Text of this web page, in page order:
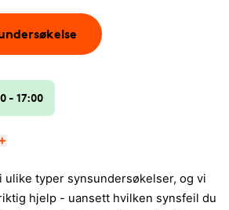
- 17:00
ulike typer synsundersøkelser, og vi
hjelp - uansett hvilken synsfeil du